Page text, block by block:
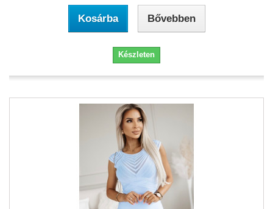
Kosárba Bővebben
Készleten